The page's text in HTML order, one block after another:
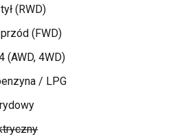
(RWD)
(FWD)
(AWD, 4WD)
/ LPG